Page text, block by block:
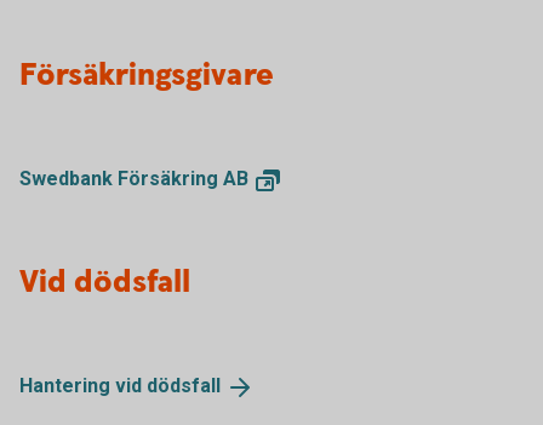
Försäkringsgivare
Swedbank Försäkring AB
Vid dödsfall
Hantering vid dödsfall